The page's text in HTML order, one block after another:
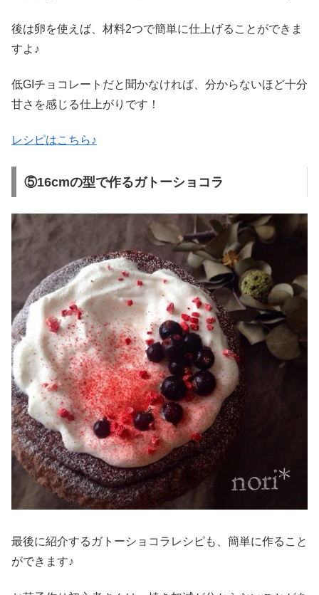
後は卵を使えば、材料2つで簡単に仕上げることができま
すよ♪
低GIチョコレートだと聞かなければ、分からないほど十分
甘さを感じる仕上がりです！
レシピはこちら♪
⑤16cmの型で作るガトーショコラ
最後に紹介するガトーショコラレシピも、簡単に作ること
ができます♪